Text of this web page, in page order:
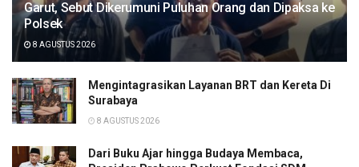
Garut, Sebut Dikerumuni Puluhan Orang dan Dipaksa ke
Polsek
8 AGUSTUS 2026
Mengintagrasikan Layanan BRT dan Kereta Di
Surabaya
8 AGUSTUS 2026
Dari Buku Ajar hingga Budaya Membaca,